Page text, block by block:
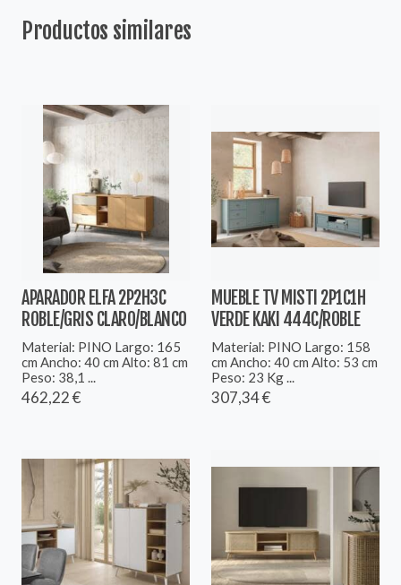
Productos similares
APARADOR ELFA 2P2H3C
ROBLE/GRIS CLARO/BLANCO
Material: PINO Largo: 165
cm Ancho: 40 cm Alto: 81 cm
Peso: 38,1 ...
462,22 €
MUEBLE TV MISTI 2P1C1H
VERDE KAKI 444C/ROBLE
Material: PINO Largo: 158
cm Ancho: 40 cm Alto: 53 cm
Peso: 23 Kg ...
307,34 €